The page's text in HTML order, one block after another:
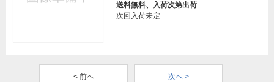
送料無料、入荷次第出荷
次回入荷未定
< 前へ 次へ >